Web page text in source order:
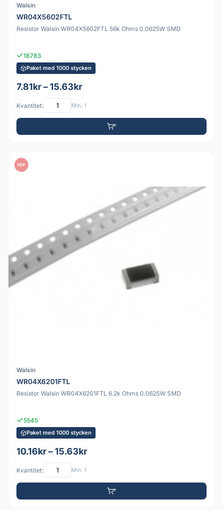
Walsin
WR04X5602FTL
Resistor Walsin WR04X5602FTL 56k Ohms 0.0625W SMD
18783
Paket med 1000 stycken
7.81kr – 15.63kr
Kvantitet: Min: 1
PDF
Walsin
WR04X6201FTL
Resistor Walsin WR04X6201FTL 6.2k Ohms 0.0625W SMD
5545
Paket med 1000 stycken
10.16kr – 15.63kr
Kvantitet: Min: 1